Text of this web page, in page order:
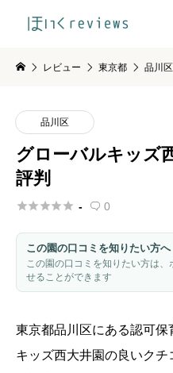
レビュー 東京都 品川区
品川区
グローバルキッズ
評判
 -  0
この園の口コミを知りたい方へ
この園の口コミを知りたい方は、
せることができます
東京都品川区にある認可保
キッズ西大井園の良いク